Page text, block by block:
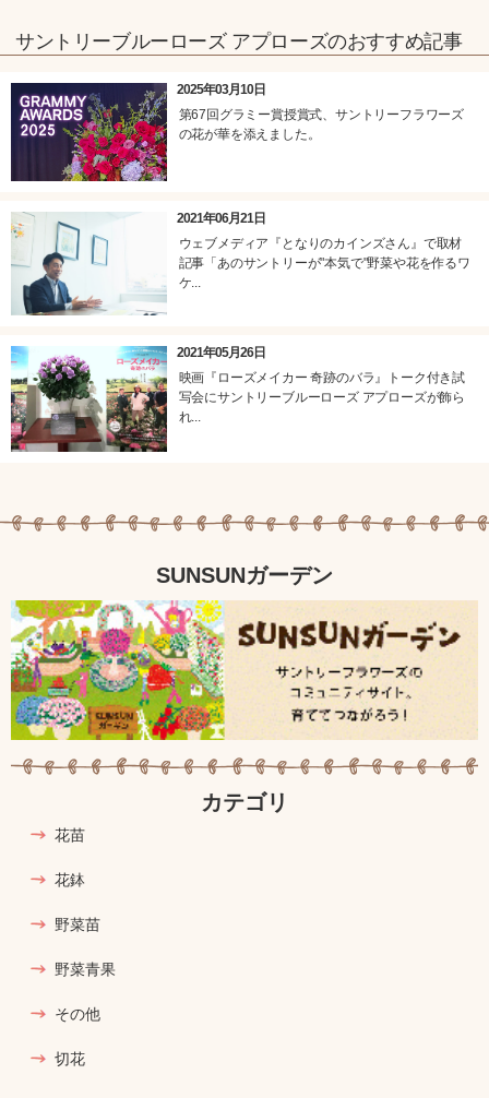
サントリーブルーローズ アプローズのおすすめ記事
2025年03月10日
第67回グラミー賞授賞式、サントリーフラワーズ
の花が華を添えました。
2021年06月21日
ウェブメディア『となりのカインズさん』で取材
記事「あのサントリーが"本気で"野菜や花を作るワ
ケ...
2021年05月26日
映画『ローズメイカー 奇跡のバラ』トーク付き試
写会にサントリーブルーローズ アプローズが飾ら
れ...
SUNSUNガーデン
カテゴリ
花苗
花鉢
野菜苗
野菜青果
その他
切花